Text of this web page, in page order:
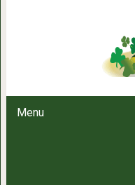
Menu